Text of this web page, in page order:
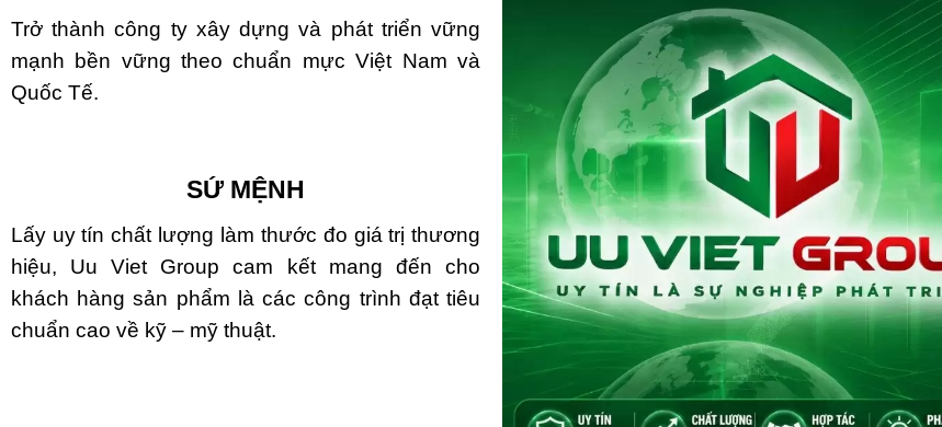
Trở thành công ty xây dựng và phát triển vững
mạnh bền vững theo chuẩn mực Việt Nam và
Quốc Tế.
SỨ MỆNH
Lấy uy tín chất lượng làm thước đo giá trị thương
hiệu, Uu Viet Group cam kết mang đến cho
khách hàng sản phẩm là các công trình đạt tiêu
chuẩn cao về kỹ – mỹ thuật.